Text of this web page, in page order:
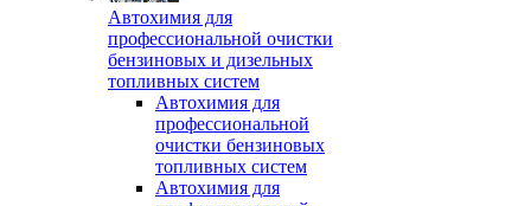
Автохимия для
профессиональной очистки
бензиновых и дизельных
топливных систем
Автохимия для
профессиональной
очистки бензиновых
топливных систем
Автохимия для